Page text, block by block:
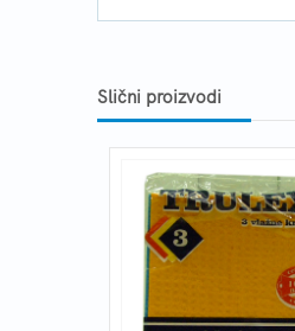
Slični proizvodi